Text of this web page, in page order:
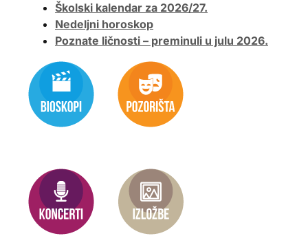
Školski kalendar za 2026/27.
Nedeljni horoskop
Poznate ličnosti – preminuli u julu 2026.